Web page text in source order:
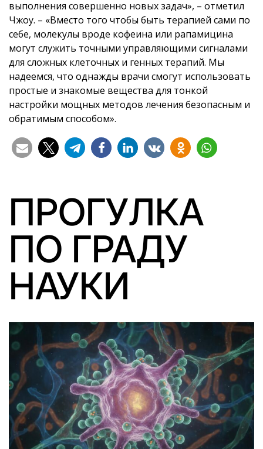
выполнения совершенно новых задач», – отметил
Чжоу. – «Вместо того чтобы быть терапией сами по
себе, молекулы вроде кофеина или рапамицина
могут служить точными управляющими сигналами
для сложных клеточных и генных терапий. Мы
надеемся, что однажды врачи смогут использовать
простые и знакомые вещества для тонкой
настройки мощных методов лечения безопасным и
обратимым способом».
ПРОГУЛКА
ПО ГРАДУ
НАУКИ